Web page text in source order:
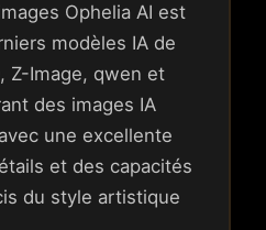
Ophelia AI est
modèles IA de
Z-Image, qwen et
des images IA
une excellente
et des capacités
du style artistique